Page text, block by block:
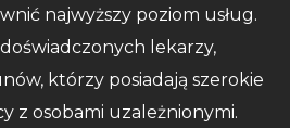
najwyższy poziom usług.
lekarzy,
którzy posiadają szerokie
z osobami uzależnionymi.